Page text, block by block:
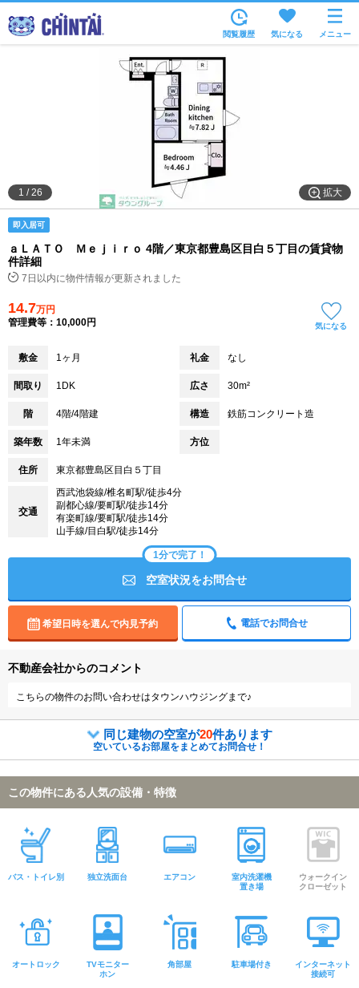
住所から
家賃相場から
通勤通学時間から
物件特集から
不動産会社から
閲覧履歴 気になる メニュー
拡大
1 /26
即入居可
ａＬＡＴＯ Ｍｅｊｉｒｏ 4階／東京都豊島区目白５丁目の賃貸物
件詳細
7日以内に物件情報が更新されました
14.7万円
管理費等：10,000円
気になる
敷金 1ヶ月 礼金 なし
間取り 1DK 広さ 30m²
階 4階/4階建 構造 鉄筋コンクリート造
築年数 1年未満 方位
住所 東京都豊島区目白５丁目
交通
西武池袋線/椎名町駅/徒歩4分
副都心線/要町駅/徒歩14分
有楽町線/要町駅/徒歩14分
山手線/目白駅/徒歩14分
1分で完了！
空室状況をお問合せ
希望日時を選んで内見予約 電話でお問合せ
不動産会社からのコメント
こちらの物件のお問い合わせはタウンハウジングまで♪
同じ建物の空室が20件あります
空いているお部屋をまとめてお問合せ！
この物件にある人気の設備・特徴
バス・トイレ別 独立洗面台 エアコン
室内洗濯機
置き場
ウォークイン
クローゼット
オートロック
TVモニター
ホン
角部屋 駐車場付き
インターネット
接続可